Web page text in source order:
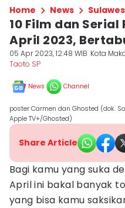
Home News
10 Film dan
April 2023,
05 Apr 2023, 12:48 WIB Kota
Taoto SP
News Channel
poster Carmen dan Ghosted (dok.
Apple TV+/Ghosted)
Share Article
Bagi kamu yang suka
April ini bakal banyak
yang bisa kamu